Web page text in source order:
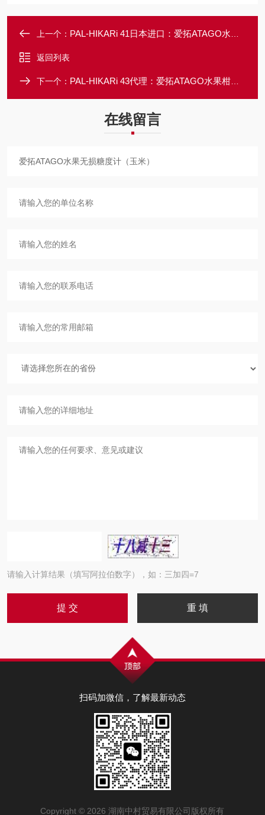
上一个： PAL-HIKARi 41日本进口：爱拓ATAGO水果无损糖度计
返回列表
下一个： PAL-HIKARi 43代理：爱拓ATAGO水果柑橘 / 西柚无损糖度计
在线留言
请输入计算结果（填写阿拉伯数字），如：三加四=7
扫码加微信，了解最新动态
Copyright © 2026 湖南中村贸易有限公司版权所有